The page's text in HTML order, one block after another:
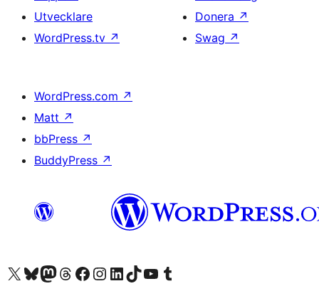
Utvecklare
WordPress.tv ↗
Donera ↗
Swag ↗
WordPress.com ↗
Matt ↗
bbPress ↗
BuddyPress ↗
Besök vår X-konto (f.d. Twitter)
Besök vårt Bluesky-konto
Besök vårt Mastodon-konto
Besök vårt Thread-konto
Besök vår Facebook-sidaBesök vårt Instagram-konto
Besök vårt LinkedIn-konto
Besök vårt TikTok-konto
Besök vår YouTube-kanalBesök vårt Tumblr-konto